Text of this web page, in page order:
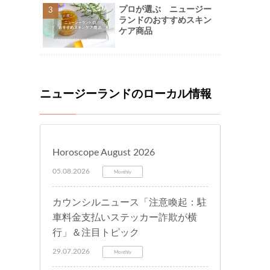
プロが選ぶ ニュージー
ランドのおすすめスキン
ケア商品
ニュージーランドのローカル情報
Horoscope August 2026
05.08.2026 Monthly
カウンシルニュース「注意喚起：駐
車料金支払いステッカー詐欺が横
行」＆注目トピック
29.07.2026 Monthly